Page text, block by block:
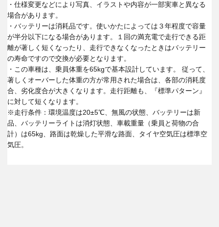
・仕様変更などにより写真、イラストや内容が一部実車と異なる
場合があります。
・バッテリーは消耗品です。使いかたによっては３年程度で容量
が半分以下になる場合があります。１回の満充電で走行できる距
離が著しく短くなったり、走行できなくなったときはバッテリー
の寿命ですので交換が必要となります。
・この車種は、乗員体重を65kgで基本設計しています。 従って、
著しくオーバーした体重の方が常用された場合は、各部の消耗度
合、劣化度合が大きくなります。走行距離も、『標準パターン』
に対して短くなります。
※走行条件：環境温度は20±5℃、無風の状態、バッテリーは新
品、バッテリーライトは消灯状態、車載重量（乗員と荷物の合
計）は65kg、路面は乾燥した平滑な路面、タイヤ空気圧は標準空
気圧。